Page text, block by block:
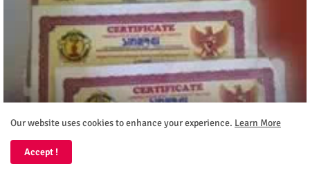
Pengenalan dan Pengaturan Sistem Linux By
Bimbel Jakarta Timur
Bimbeles.com
Our website uses cookies to enhance your experience. Learn More
Accept !